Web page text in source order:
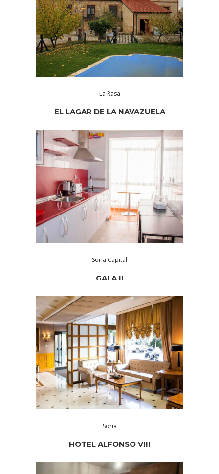
La Rasa
EL LAGAR DE LA NAVAZUELA
Soria Capital
GALA II
Soria
HOTEL ALFONSO VIII